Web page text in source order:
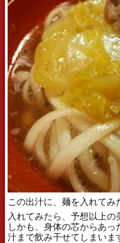
この出汁に、麺を入れてみ
入れてみたら、予想以上の
しかも、身体の芯からあっ
汁まで飲み干せてしまいま